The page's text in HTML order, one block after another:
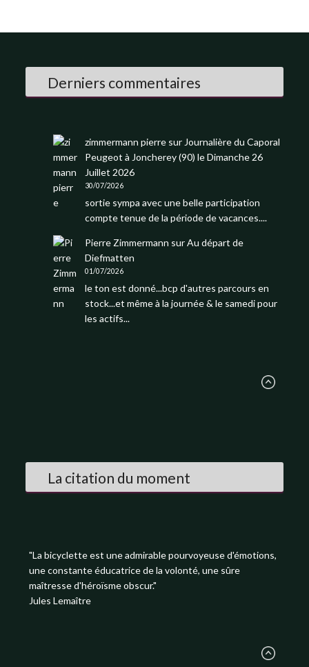
Derniers commentaires
zimmermann pierresur Journalière du Caporal
Peugeot à Joncherey (90) le Dimanche 26
Juillet 2026
30/07/2026
sortie sympa avec une belle participation
compte tenue de la période de vacances....
Pierre Zimmermann surAu départ de
Diefmatten
01/07/2026
le ton est donné...bcp d'autres parcours en
stock...et même à la journée & le samedi pour
les actifs...
La citation du moment
"La bicyclette est une admirable pourvoyeuse d'émotions,
une constante éducatrice de la volonté, une sûre
maîtresse d'héroïsme obscur."
Jules Lemaître